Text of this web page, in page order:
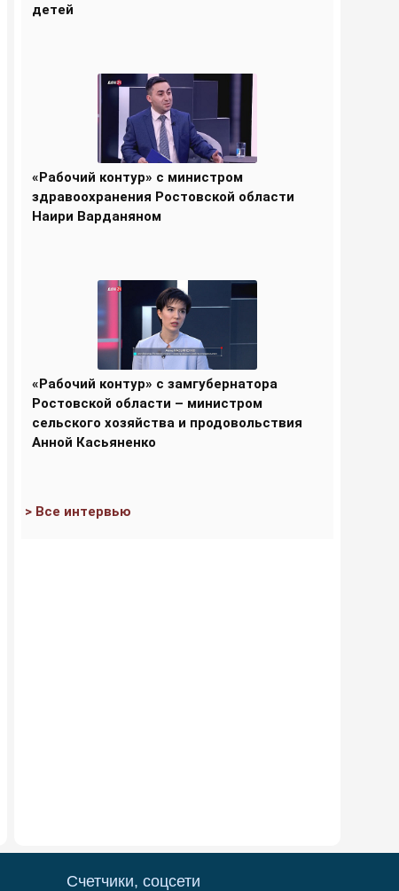
детей
«Рабочий контур» с министром
здравоохранения Ростовской области
Наири Варданяном
«Рабочий контур» с замгубернатора
Ростовской области – министром
сельского хозяйства и продовольствия
Анной Касьяненко
> Все интервью
Счетчики, соцсети